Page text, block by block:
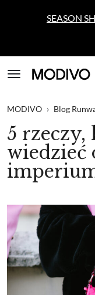
SEASON
MODIVO › Blog
5 rzeczy,
wiedzieć